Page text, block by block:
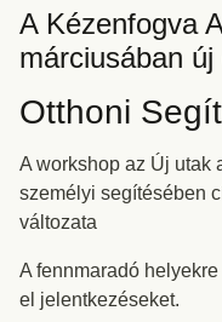
A Kézenfogva
márciusában
Otthoni
A workshop az Új utak
személyi segítésében
változata
A fennmaradó
el jelentkezéseket.